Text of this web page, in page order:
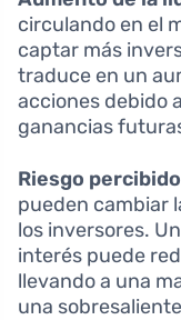
circulando en el
captar más
traduce en un
acciones debido
ganancias
Riesgo
pueden cambiar
los inversores.
interés puede
llevando a una
una